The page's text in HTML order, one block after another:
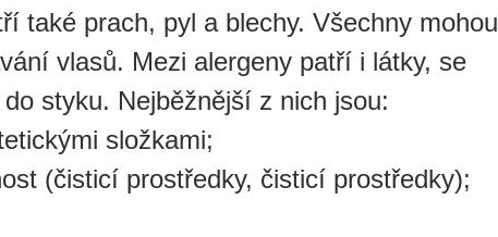
také prach, pyl a blechy. Všechny mohou
vlasů. Mezi alergeny patří i látky, se
styku. Nejběžnější z nich jsou:
složkami;
(čisticí prostředky, čisticí prostředky);